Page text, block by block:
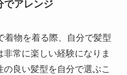
でアレンジ
着物を着る際、自分で髪型
常に楽しい経験になりま
良い髪型を自分で選ぶこ